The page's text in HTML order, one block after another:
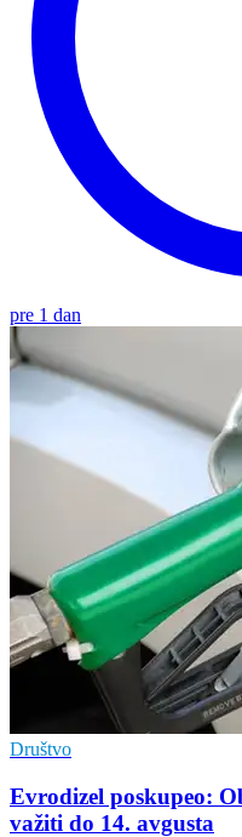
pre 1 dan
Društvo
Evrodizel poskupeo:
važiti do 14. avgusta